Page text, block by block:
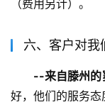
（费用另计）。
六、客户对我
--来自滕州的
好，他们的服务态